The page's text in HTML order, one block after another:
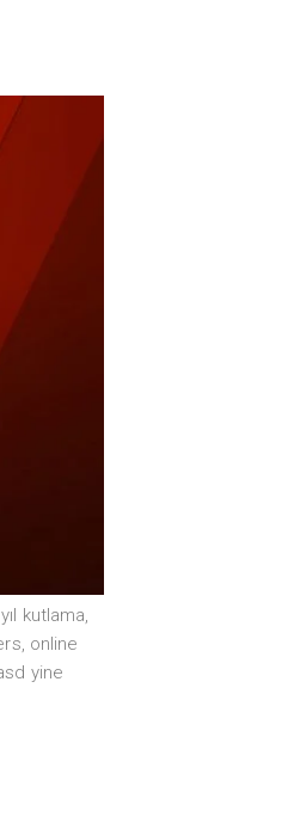
kutlama,
, online
yine